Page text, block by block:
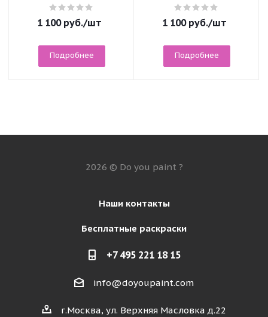
1 100руб./шт
Подробнее
1 100руб./шт
Подробнее
2026 © Do you paint ?
Наши контакты
Бесплатные раскраски
+7 495 221 18 15
info@doyoupaint.com
г.Москва, ул. Верхняя Масловка д.22